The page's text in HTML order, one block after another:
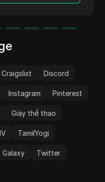
Craigslist Discord
Instagram Pinterest
Giày thể thao
TamilYogi
Galaxy Twitter